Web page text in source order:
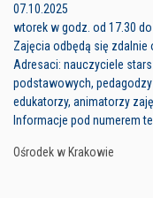
07.10.2025
wtorek w godz. od 17.30 do
Zajęcia odbędą się zdalnie
Adresaci: nauczyciele
podstawowych,
edukatorzy, animatorzy
Informacje pod numerem
Ośrodek w Krakowie